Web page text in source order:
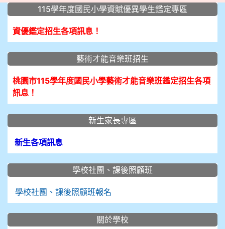
::: 115學年度國民小學資賦優異學生鑑定專區
資優鑑定招生各項訊息！
藝術才能音樂班招生
桃園市115學年度國民小學藝術才能音樂班鑑定招生各項
訊息！
新生家長專區
新生各項訊息
學校社團、課後照顧班
學校社團、課後照顧班報名
關於學校